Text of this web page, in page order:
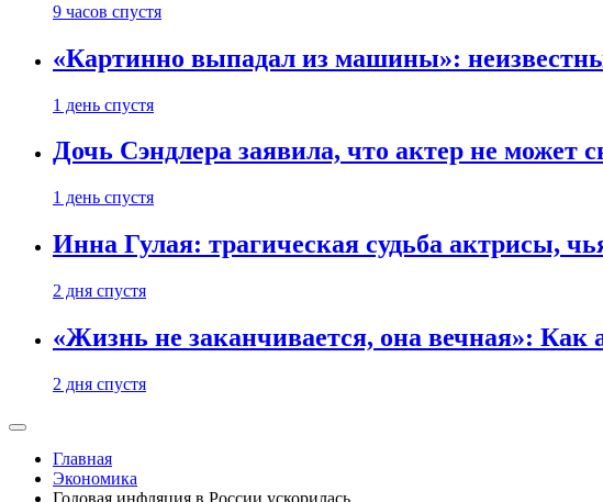
9 часов спустя
«Картинно выпадал из машины»:
1 день спустя
Дочь Сэндлера заявила, что актер не может
1 день спустя
Инна Гулая: трагическая судьба актрисы,
2 дня спустя
«Жизнь не заканчивается, она вечная»: Как
2 дня спустя
Главная
Экономика
Годовая инфляция в России ускорилась